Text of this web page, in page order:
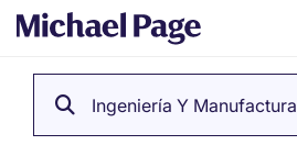
Ingeniería Y Manufactura